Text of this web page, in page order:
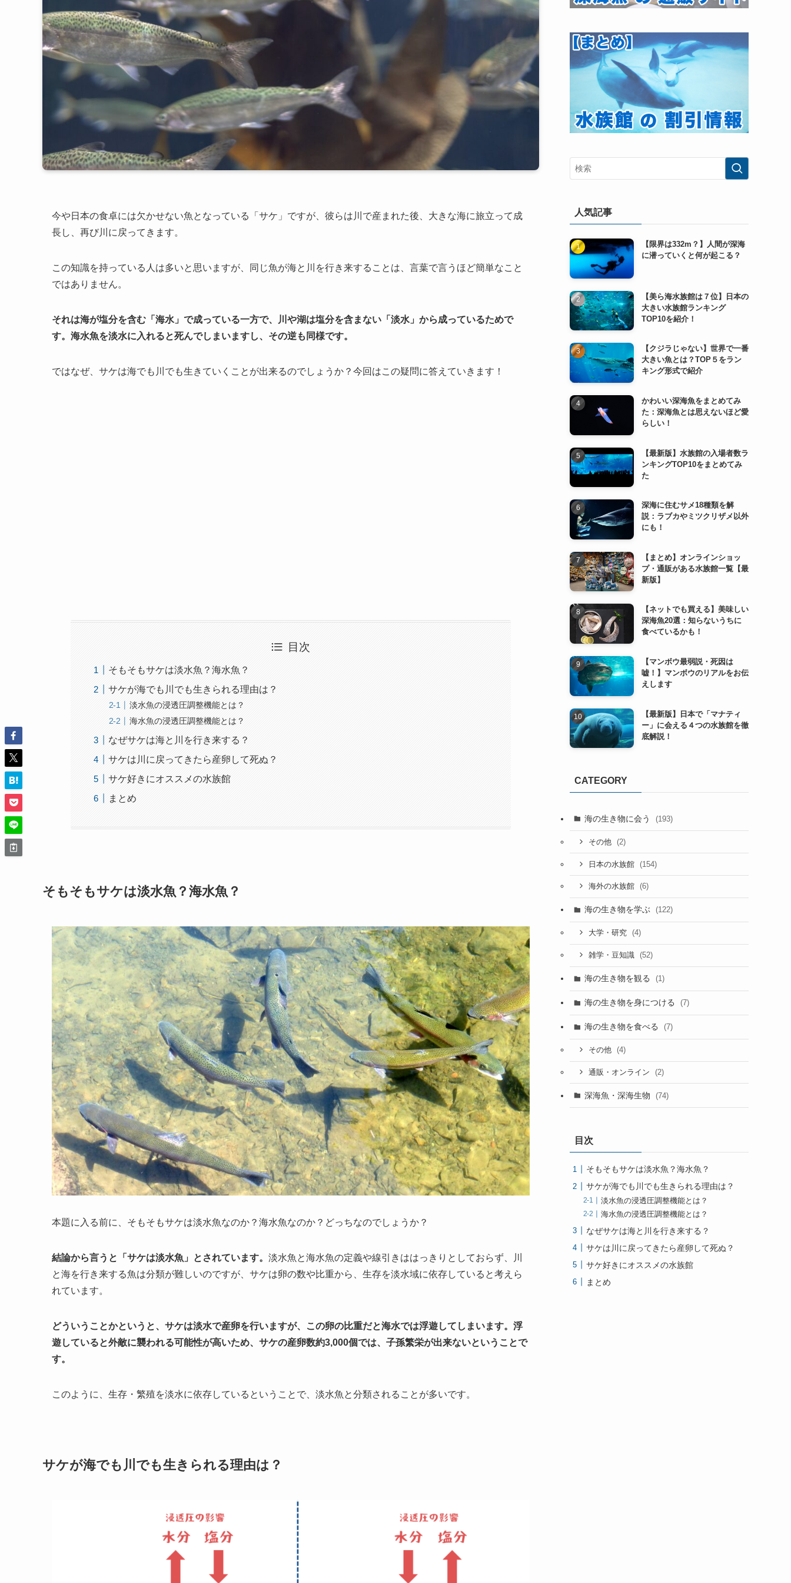
今や日本の食卓には欠かせない魚となっている「サケ」ですが、彼らは川で産まれた後、大きな海に旅立って成
長し、再び川に戻ってきます。
この知識を持っている人は多いと思いますが、同じ魚が海と川を行き来することは、言葉で言うほど簡単なこと
ではありません。
それは海が塩分を含む「海水」で成っている一方で、川や湖は塩分を含まない「淡水」から成っているためで
す。海水魚を淡水に入れると死んでしまいますし、その逆も同様です。
ではなぜ、サケは海でも川でも生きていくことが出来るのでしょうか？今回はこの疑問に答えていきます！
目次
そもそもサケは淡水魚？海水魚？
サケが海でも川でも生きられる理由は？
淡水魚の浸透圧調整機能とは？
海水魚の浸透圧調整機能とは？
なぜサケは海と川を行き来する？
サケは川に戻ってきたら産卵して死ぬ？
サケ好きにオススメの水族館
まとめ
そもそもサケは淡水魚？海水魚？
本題に入る前に、そもそもサケは淡水魚なのか？海水魚なのか？どっちなのでしょうか？
結論から言うと「サケは淡水魚」とされています。 淡水魚と海水魚の定義や線引きははっきりとしておらず、川
と海を行き来する魚は分類が難しいのですが、サケは卵の数や比重から、生存を淡水域に依存していると考えら
れています。
どういうことかというと、サケは淡水で産卵を行いますが、この卵の比重だと海水では浮遊してしまいます。浮
遊していると外敵に襲われる可能性が高いため、サケの産卵数約3,000個では、子孫繁栄が出来ないということで
す。
このように、生存・繁殖を淡水に依存しているということで、淡水魚と分類されることが多いです。
サケが海でも川でも生きられる理由は？
人気記事
【限界は332m？】人間が深海
に潜っていくと何が起こる？
【美ら海水族館は７位】日本の
大きい水族館ランキング
TOP10を紹介！
【クジラじゃない】世界で一番
大きい魚とは？TOP５をラン
キング形式で紹介
かわいい深海魚をまとめてみ
た：深海魚とは思えないほど愛
らしい！
【最新版】水族館の入場者数ラ
ンキングTOP10をまとめてみ
た
深海に住むサメ18種類を解
説：ラブカやミツクリザメ以外
にも！
【まとめ】オンラインショッ
プ・通販がある水族館一覧【最
新版】
【ネットでも買える】美味しい
深海魚20選：知らないうちに
食べているかも！
【マンボウ最弱説・死因は
嘘！】マンボウのリアルをお伝
えします
【最新版】日本で「マナティ
ー」に会える４つの水族館を徹
底解説！
CATEGORY
海の生き物に会う (193)
その他 (2)
日本の水族館 (154)
海外の水族館 (6)
海の生き物を学ぶ (122)
大学・研究 (4)
雑学・豆知識 (52)
海の生き物を観る (1)
海の生き物を身につける (7)
海の生き物を食べる (7)
その他 (4)
通販・オンライン (2)
深海魚・深海生物 (74)
目次
そもそもサケは淡水魚？海水魚？
サケが海でも川でも生きられる理由は？
淡水魚の浸透圧調整機能とは？
海水魚の浸透圧調整機能とは？
なぜサケは海と川を行き来する？
サケは川に戻ってきたら産卵して死ぬ？
サケ好きにオススメの水族館
まとめ